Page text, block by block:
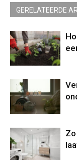
GERELATEERDE